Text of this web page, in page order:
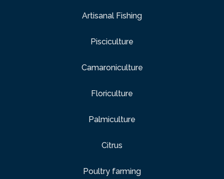
Artisanal Fishing
Pisciculture
Camaroniculture
Floriculture
Palmiculture
Citrus
Poultry farming